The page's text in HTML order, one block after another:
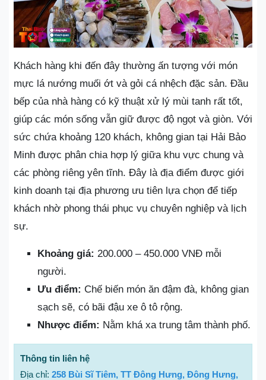
Khách hàng khi đến đây thường ấn tượng với món
mực lá nướng muối ớt và gỏi cá nhệch đặc sản. Đầu
bếp của nhà hàng có kỹ thuật xử lý mùi tanh rất tốt,
giúp các món sống vẫn giữ được độ ngọt và giòn. Với
sức chứa khoảng 120 khách, không gian tại Hải Bảo
Minh được phân chia hợp lý giữa khu vực chung và
các phòng riêng yên tĩnh. Đây là địa điểm được giới
kinh doanh tại địa phương ưu tiên lựa chọn để tiếp
khách nhờ phong thái phục vụ chuyên nghiệp và lịch
sự.
Khoảng giá: 200.000 – 450.000 VNĐ mỗi
người.
Ưu điểm: Chế biến món ăn đậm đà, không gian
sạch sẽ, có bãi đậu xe ô tô rộng.
Nhược điểm: Nằm khá xa trung tâm thành phố.
Thông tin liên hệ
Địa chỉ: 258 Bùi Sĩ Tiêm, TT Đông Hưng, Đông Hưng,